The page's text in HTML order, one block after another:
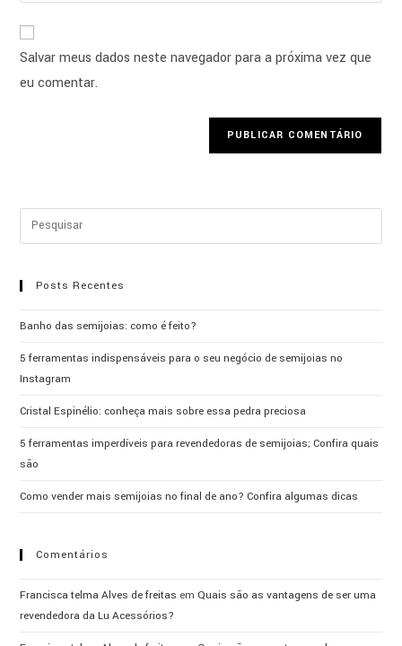
Salvar meus dados neste navegador para a próxima vez que
eu comentar.
Posts Recentes
Banho das semijoias: como é feito?
5 ferramentas indispensáveis para o seu negócio de semijoias no
Instagram
Cristal Espinélio: conheça mais sobre essa pedra preciosa
5 ferramentas imperdíveis para revendedoras de semijoias; Confira quais
são
Como vender mais semijoias no final de ano? Confira algumas dicas
Comentários
Francisca telma Alves de freitas emQuais são as vantagens de ser uma
revendedora da Lu Acessórios?